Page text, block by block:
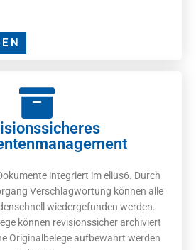
integriert im elius6. Durch
Verschlagwortung können alle
wiedergefunden werden.
können revisionssicher archiviert
Originalbelege aufbewahrt werden